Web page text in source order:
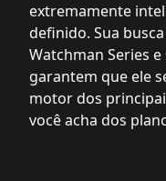
extremamente
definido. Sua
Watchman Series
garantem que ele
motor dos
você acha dos